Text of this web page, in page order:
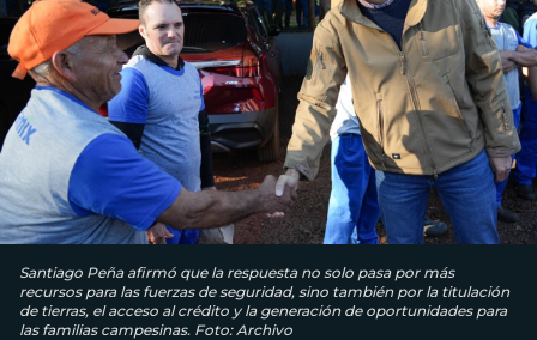
Santiago Peña afirmó que la respuesta no solo pasa por más
recursos para las fuerzas de seguridad, sino también por la titulación
de tierras, el acceso al crédito y la generación de oportunidades para
las familias campesinas. Foto: Archivo